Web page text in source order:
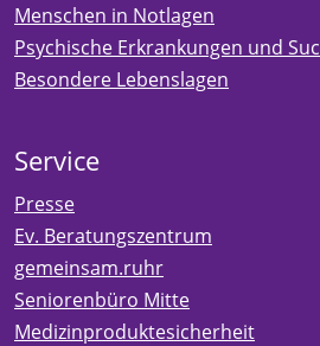
Menschen in Notlagen
Psychische Erkrankungen und
Besondere Lebenslagen
Service
Presse
Ev. Beratungszentrum
gemeinsam.ruhr
Seniorenbüro Mitte
Medizinproduktesicherheit